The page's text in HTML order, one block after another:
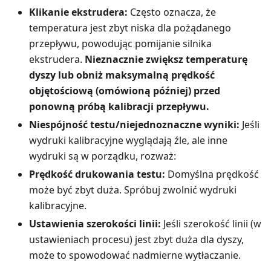
Klikanie ekstrudera: Często oznacza, że
temperatura jest zbyt niska dla pożądanego
przepływu, powodując pomijanie silnika
ekstrudera. Nieznacznie zwiększ temperaturę
dyszy lub obniż maksymalną prędkość
objętościową (omówioną później) przed
ponowną próbą kalibracji przepływu.
Niespójność testu/niejednoznaczne wyniki: Jeśli
wydruki kalibracyjne wyglądają źle, ale inne
wydruki są w porządku, rozważ:
Prędkość drukowania testu: Domyślna prędkość
może być zbyt duża. Spróbuj zwolnić wydruki
kalibracyjne.
Ustawienia szerokości linii: Jeśli szerokość linii (w
ustawieniach procesu) jest zbyt duża dla dyszy,
może to spowodować nadmierne wytłaczanie.